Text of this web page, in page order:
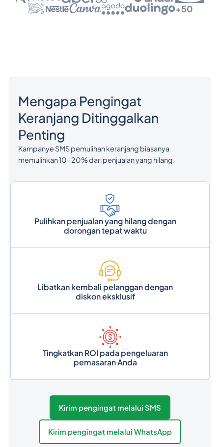
+50
Mengapa Pengingat
Keranjang Ditinggalkan
Penting
Kampanye SMS pemulihan keranjang biasanya
memulihkan 10-20% dari penjualan yang hilang.
Pulihkan penjualan yang hilang dengan
dorongan tepat waktu
Libatkan kembali pelanggan dengan
diskon eksklusif
Tingkatkan ROI pada pengeluaran
pemasaran Anda
Kirim pengingat melalui SMS
Kirim pengingat melalui WhatsApp